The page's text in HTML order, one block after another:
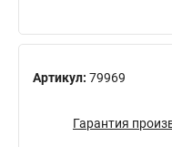
Артикул: 79969
Гарантия